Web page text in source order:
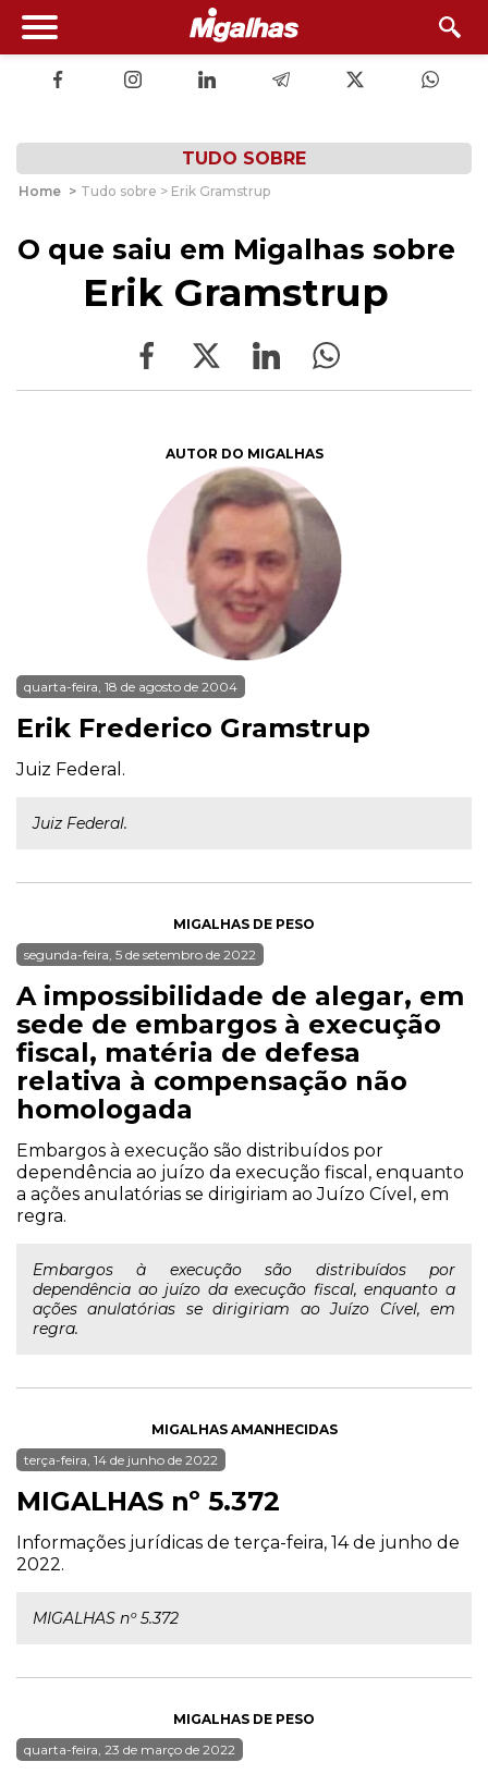
TUDO SOBRE
Home > Tudo sobre > Erik Gramstrup
O que saiu em Migalhas sobre
Erik Gramstrup
AUTOR DO MIGALHAS
quarta-feira, 18 de agosto de 2004
Erik Frederico Gramstrup
Juiz Federal.
Juiz Federal.
MIGALHAS DE PESO
segunda-feira, 5 de setembro de 2022
A impossibilidade de alegar, em
sede de embargos à execução
fiscal, matéria de defesa
relativa à compensação não
homologada
Embargos à execução são distribuídos por
dependência ao juízo da execução fiscal, enquanto
a ações anulatórias se dirigiriam ao Juízo Cível, em
regra.
Embargos à execução são distribuídos por
dependência ao juízo da execução fiscal, enquanto a
ações anulatórias se dirigiriam ao Juízo Cível, em
regra.
MIGALHAS AMANHECIDAS
terça-feira, 14 de junho de 2022
MIGALHAS nº 5.372
Informações jurídicas de terça-feira, 14 de junho de
2022.
MIGALHAS nº 5.372
MIGALHAS DE PESO
quarta-feira, 23 de março de 2022